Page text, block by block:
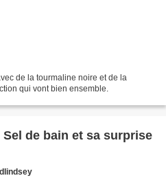
de la tourmaline noire et de la
qui vont bien ensemble.
de bain et sa surprise